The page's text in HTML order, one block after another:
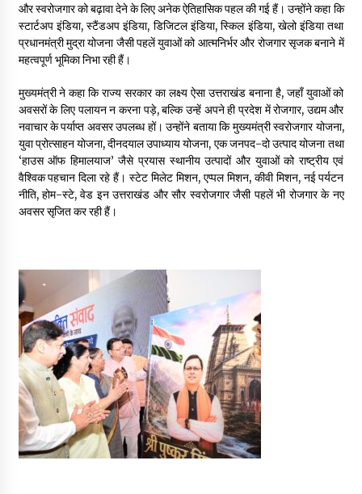
Thought Of The Day 11 May
May 11, 2022
Thought Of The Day 10 May
May 10, 2022
Thought Of The Day 9 May
May 9, 2022
और स्वरोजगार को बढ़ावा देने के लिए अनेक ऐतिहासिक पहल की गई हैं। उन्होंने कहा कि
स्टार्टअप इंडिया, स्टैंडअप इंडिया, डिजिटल इंडिया, स्किल इंडिया, खेलो इंडिया तथा
प्रधानमंत्री मुद्रा योजना जैसी पहलें युवाओं को आत्मनिर्भर और रोजगार सृजक बनाने में
महत्वपूर्ण भूमिका निभा रही हैं।
मुख्यमंत्री ने कहा कि राज्य सरकार का लक्ष्य ऐसा उत्तराखंड बनाना है, जहाँ युवाओं को
अवसरों के लिए पलायन न करना पड़े, बल्कि उन्हें अपने ही प्रदेश में रोजगार, उद्यम और
नवाचार के पर्याप्त अवसर उपलब्ध हों। उन्होंने बताया कि मुख्यमंत्री स्वरोजगार योजना,
युवा प्रोत्साहन योजना, दीनदयाल उपाध्याय योजना, एक जनपद-दो उत्पाद योजना तथा
‘हाउस ऑफ हिमालयाज’ जैसे प्रयास स्थानीय उत्पादों और युवाओं को राष्ट्रीय एवं
वैश्विक पहचान दिला रहे हैं। स्टेट मिलेट मिशन, एप्पल मिशन, कीवी मिशन, नई पर्यटन
नीति, होम-स्टे, वेड इन उत्तराखंड और सौर स्वरोजगार जैसी पहलें भी रोजगार के नए
अवसर सृजित कर रही हैं।